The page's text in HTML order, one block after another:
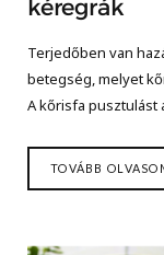
kéregrák
Terjedőben van
betegség, melyet
A kőrisfa
TOVÁBB